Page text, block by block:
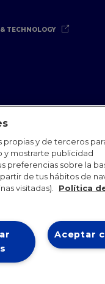
TECHNOLOGY
Contacto IE Jobs
propias y de terceros
y mostrarte publicidad
preferencias sobre la
de tus hábitos de
visitadas).
Política
Aceptar